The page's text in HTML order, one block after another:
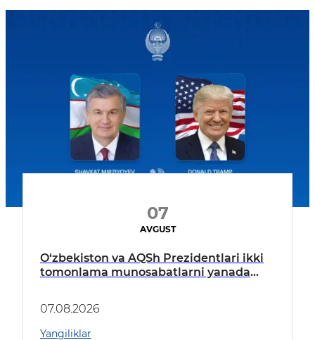
07
AVGUST
O‘zbekiston va AQSh Prezidentlari ikki
tomonlama munosabatlarni yanada
07.08.2026
Yangiliklar